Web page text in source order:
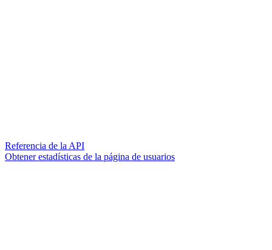
Referencia de la API
Obtener estadísticas de la página de usuarios